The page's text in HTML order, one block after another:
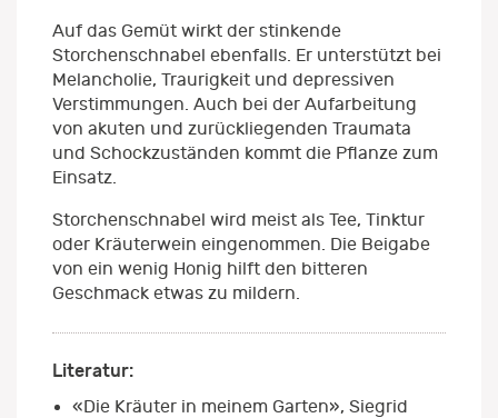
Auf das Gemüt wirkt der stinkende
Storchenschnabel ebenfalls. Er unterstützt bei
Melancholie, Traurigkeit und depressiven
Verstimmungen. Auch bei der Aufarbeitung
von akuten und zurückliegenden Traumata
und Schockzuständen kommt die Pflanze zum
Einsatz.
Storchenschnabel wird meist als Tee, Tinktur
oder Kräuterwein eingenommen. Die Beigabe
von ein wenig Honig hilft den bitteren
Geschmack etwas zu mildern.
Literatur:
«Die Kräuter in meinem Garten», Siegrid